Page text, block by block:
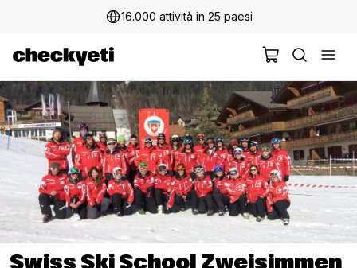
16.000 attività in 25 paesi